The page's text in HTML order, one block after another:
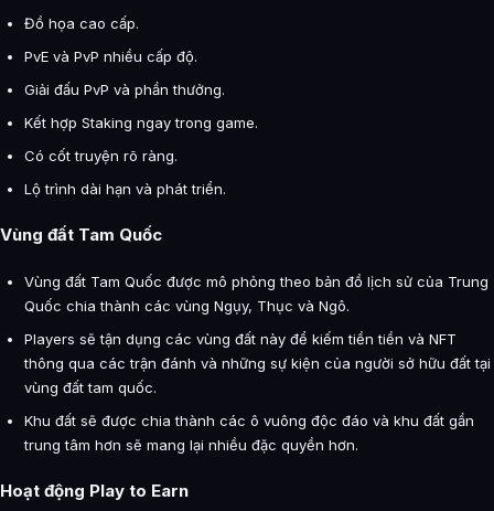
Đồ họa cao cấp.
PvE và PvP nhiều cấp độ.
Giải đấu PvP và phần thưởng.
Kết hợp Staking ngay trong game.
Có cốt truyện rõ ràng.
Lộ trình dài hạn và phát triển.
Vùng đất Tam Quốc
Vùng đất Tam Quốc được mô phỏng theo bản đồ lịch sử của Trung
Quốc chia thành các vùng Ngụy, Thục và Ngô.
Players sẽ tận dụng các vùng đất này để kiếm tiền tiền và NFT
thông qua các trận đánh và những sự kiện của người sở hữu đất tại
vùng đất tam quốc.
Khu đất sẽ được chia thành các ô vuông độc đáo và khu đất gần
trung tâm hơn sẽ mang lại nhiều đặc quyền hơn.
Hoạt động Play to Earn